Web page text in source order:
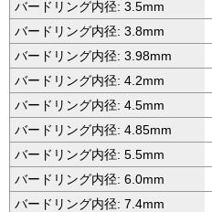
バードリング内径: 3.5mm
バードリング内径: 3.8mm
バードリング内径: 3.98mm
バードリング内径: 4.2mm
バードリング内径: 4.5mm
バードリング内径: 4.85mm
バードリング内径: 5.5mm
バードリング内径: 6.0mm
バードリング内径: 7.4mm